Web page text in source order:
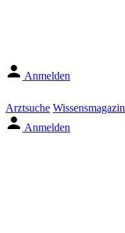
Anmelden
Arztsuche Wissensmagazin
Anmelden